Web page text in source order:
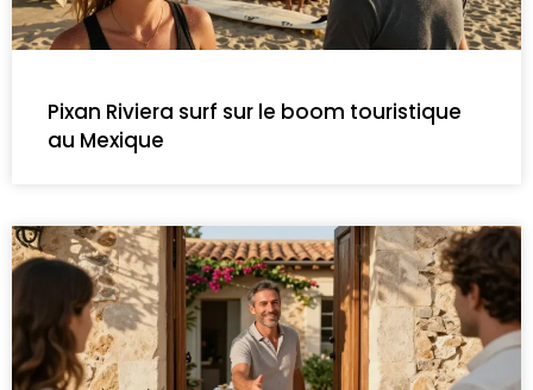
Pixan Riviera surf sur le boom touristique
au Mexique